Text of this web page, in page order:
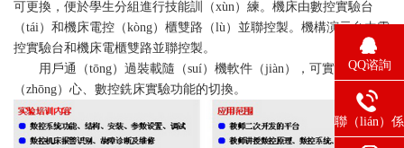
可更換，便於學生分組進行技能訓（xùn）練。機床由數控實驗台
（tái）和機床電控（kòng）櫃雙路（lù）並聯控製。機構演示台由電
控實驗台和機床電櫃雙路並聯控製。
用戶通（tōng）過裝載隨（suí）機軟件（jiàn），可實現加工中
（zhōng）心、數控銑床實驗功能的切換。
QQ谘詢
聯（lián）係
電話